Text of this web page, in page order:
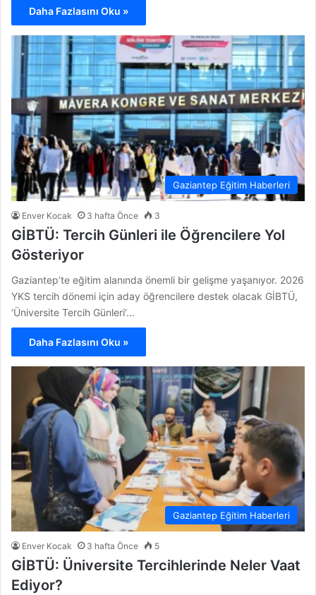
Daha Fazlasını Oku »
Gaziantep Eğitim Haberleri
Enver Kocak 3 hafta Önce 3
GİBTÜ: Tercih Günleri ile Öğrencilere Yol
Gösteriyor
Gaziantep’te eğitim alanında önemli bir gelişme yaşanıyor. 2026
YKS tercih dönemi için aday öğrencilere destek olacak GİBTÜ,
‘Üniversite Tercih Günleri’…
Daha Fazlasını Oku »
Gaziantep Eğitim Haberleri
Enver Kocak 3 hafta Önce 5
GİBTÜ: Üniversite Tercihlerinde Neler Vaat
Ediyor?